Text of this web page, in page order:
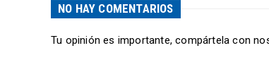
NO HAY COMENTARIOS
Tu opinión es importante, compártela con